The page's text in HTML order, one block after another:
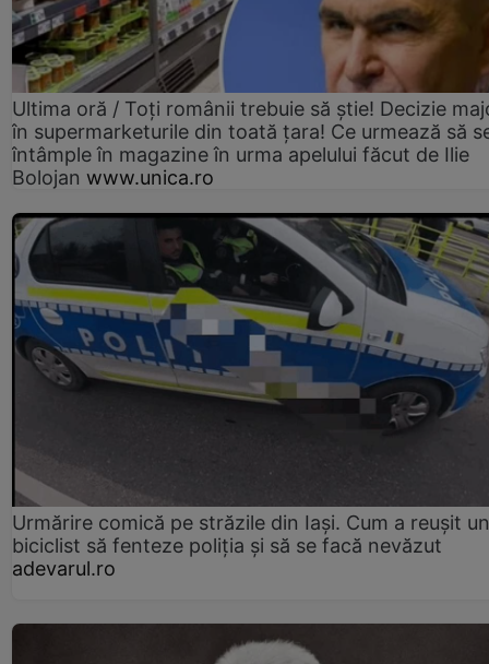
Ultima oră / Toți românii trebuie să știe! Decizie
în supermarketurile din toată țara! Ce urmează să
întâmple în magazine în urma apelului făcut de Ilie
Bolojan www.unica.ro
Urmărire comică pe străzile din Iași. Cum a reușit un
biciclist să fenteze poliția și să se facă nevăzut
adevarul.ro